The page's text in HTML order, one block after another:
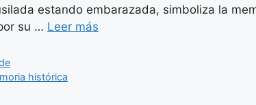
estando embarazada, simboliza la
su … Leer más
histórica